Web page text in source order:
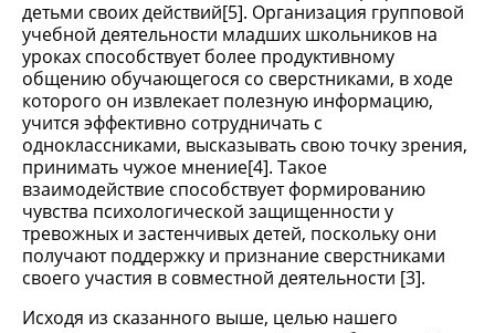
детьми своих действий[5]. Организация групповой
учебной деятельности младших школьников на
уроках способствует более продуктивному
общению обучающегося со сверстниками, в ходе
которого он извлекает полезную информацию,
учится эффективно сотрудничать с
одноклассниками, высказывать свою точку зрения,
принимать чужое мнение[4]. Такое
взаимодействие способствует формированию
чувства психологической защищенности у
тревожных и застенчивых детей, поскольку они
получают поддержку и признание сверстниками
своего участия в совместной деятельности [3].
Исходя из сказанного выше, целью нашего